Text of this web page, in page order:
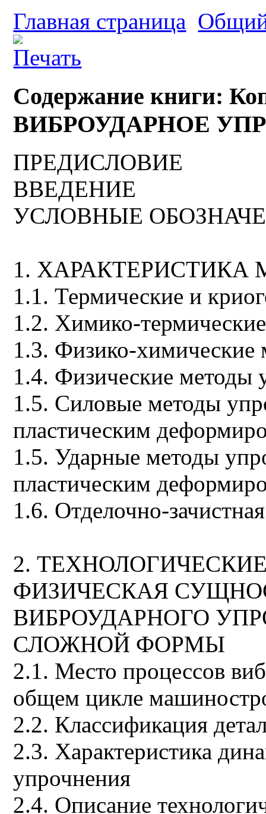
Главная страница
Содержание книги:
ВИБРОУДАРНОЕ
ПРЕДИСЛОВИЕ
ВВЕДЕНИЕ
УСЛОВНЫЕ
1.
1.1. Термические и
1.2. Химико-
1.3. Физико-химические
1.4. Физические методы
1.5. Силовые методы
пластическим
1.5. Ударные методы
пластическим
1.6. Отделочно-
2.
ФИЗИЧЕСКАЯ
ВИБРОУДАРНОГО
СЛОЖНОЙ ФОРМЫ
2.1. Место процессов
общем цикле
2.2. Классификация
2.3. Характеристика
упрочнения
2.4. Описание